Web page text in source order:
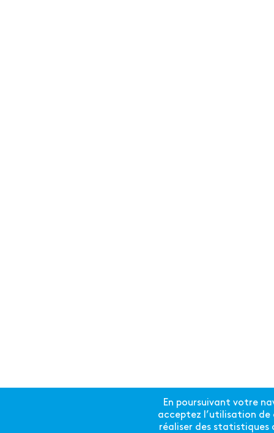
En poursuivant votre
acceptez l’utilisation
réaliser des statistiques